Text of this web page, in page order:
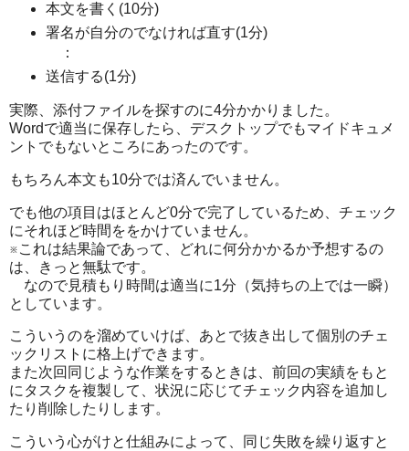
本文を書く(10分)
署名が自分のでなければ直す(1分)
：
送信する(1分)
実際、添付ファイルを探すのに4分かかりました。
Wordで適当に保存したら、デスクトップでもマイドキュメ
ントでもないところにあったのです。
もちろん本文も10分では済んでいません。
でも他の項目はほとんど0分で完了しているため、チェック
にそれほど時間ををかけていません。
※これは結果論であって、どれに何分かかるか予想するの
は、きっと無駄です。
なので見積もり時間は適当に1分（気持ちの上では一瞬）
としています。
こういうのを溜めていけば、あとで抜き出して個別のチェ
ックリストに格上げできます。
また次回同じような作業をするときは、前回の実績をもと
にタスクを複製して、状況に応じてチェック内容を追加し
たり削除したりします。
こういう心がけと仕組みによって、同じ失敗を繰り返すと